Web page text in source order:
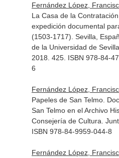
Fernández López,
La Casa de la
expedición documental
(1503-1717). Sevilla,
de la Universidad de
2018. 425. ISBN 978-84-
6
Fernández López,
Papeles de San Telmo.
San Telmo en el Archivo
Consejería de Cultura.
ISBN 978-84-9959-044-8
Fernández López,